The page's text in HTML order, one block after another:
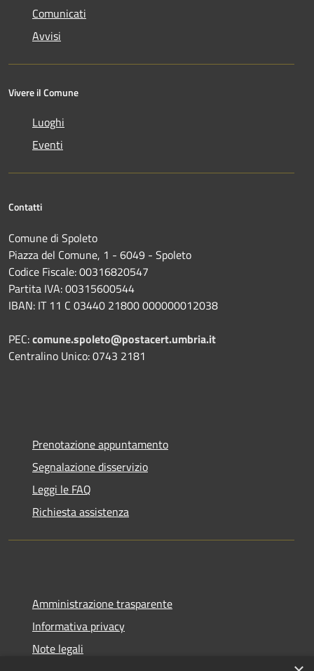
Comunicati
Avvisi
Vivere il Comune
Luoghi
Eventi
Contatti
Comune di Spoleto
Piazza del Comune, 1 - 6049 - Spoleto
Codice Fiscale: 00316820547
Partita IVA: 00315600544
IBAN: IT 11 C 03440 21800 000000012038
PEC:comune.spoleto@postacert.umbria.it
Centralino Unico: 0743 2181
Prenotazione appuntamento
Segnalazione disservizio
Leggi le FAQ
Richiesta assistenza
Amministrazione trasparente
Informativa privacy
Note legali